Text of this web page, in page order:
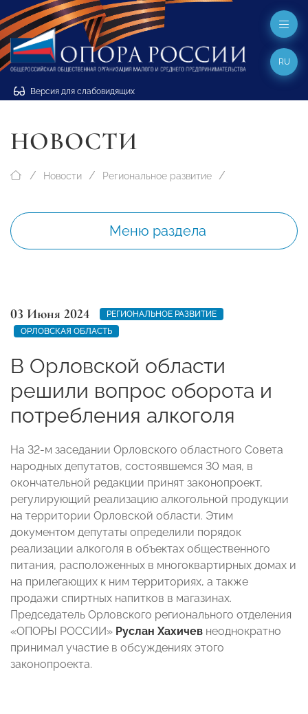
Версия для слабовидящих
RU
НОВОСТИ
Новости Региональное развитие
Меню раздела
03 Июня 2024
РЕГИОНАЛЬНОЕ РАЗВИТИЕ
ОРЛОВСКАЯ ОБЛАСТЬ
В Орловской области
решили вопрос оборота и
потребления алкоголя
На 32-м заседании Орловского областного Совета
народных депутатов, состоявшемся 30 мая, в
окончательной редакции принят законопроект,
регулирующий реализацию алкогольной продукции
на территории Орловской области. Этим
документом депутаты определили порядок
реализации алкоголя в объектах общественного
питания, расположенных в многоквартирных домах и
на прилегающих к ним территориях, а также
продажи спиртных напитков в магазинах.
Председатель Орловского регионального отделения
«ОПОРЫ РОССИИ» Руслан Хахичев неоднократно
принимал участие в обсуждениях этого
законопроекта.